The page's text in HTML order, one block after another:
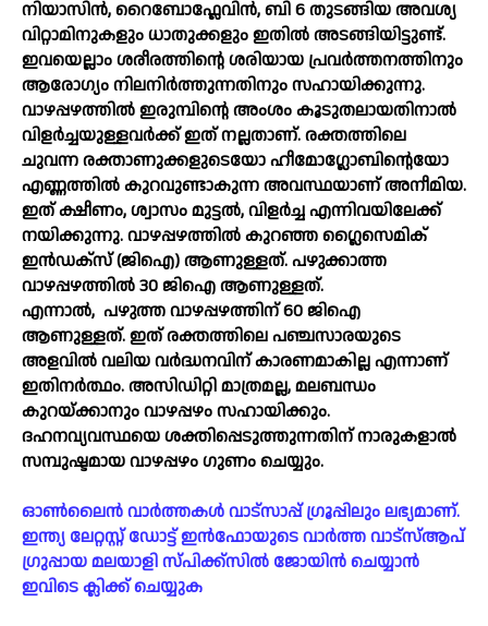
നിയാസിന്‍, റൈബോഫ്ലേവിന്‍, ബി 6 തുടങ്ങിയ അവശ്യ
വിറ്റാമിനുകളും ധാതുക്കളും ഇതില്‍ അടങ്ങിയിട്ടുണ്ട്.
ഇവയെല്ലാം ശരീരത്തിന്റെ ശരിയായ പ്രവര്‍ത്തനത്തിനും
ആരോഗ്യം നിലനിര്‍ത്തുന്നതിനും സഹായിക്കുന്നു.
വാഴപ്പഴത്തില്‍ ഇരുമ്പിന്റെ അംശം കൂടുതലായതിനാല്‍
വിളര്‍ച്ചയുള്ളവര്‍ക്ക് ഇത് നല്ലതാണ്. രക്തത്തിലെ
ചുവന്ന രക്താണുക്കളുടെയോ ഹീമോഗ്ലോബിന്റെയോ
എണ്ണത്തില്‍ കുറവുണ്ടാകുന്ന അവസ്ഥയാണ് അനീമിയ.
ഇത് ക്ഷീണം, ശ്വാസം മുട്ടല്‍, വിളര്‍ച്ച എന്നിവയിലേക്ക്
നയിക്കുന്നു. വാഴപ്പഴത്തില്‍ കുറഞ്ഞ ഗ്ലൈസെമിക്
ഇന്‍ഡക്സ് (ജിഐ) ആണുള്ളത്. പഴുക്കാത്ത
വാഴപ്പഴത്തില്‍ 30 ജിഐ ആണുള്ളത്.
എന്നാല്‍, പഴുത്ത വാഴപ്പഴത്തിന് 60 ജിഐ
ആണുള്ളത്. ഇത് രക്തത്തിലെ പഞ്ചസാരയുടെ
അളവില്‍ വലിയ വര്‍ദ്ധനവിന് കാരണമാകില്ല എന്നാണ്
ഇതിനര്‍ത്ഥം. അസിഡിറ്റി മാത്രമല്ല, മലബന്ധം
കുറയ്ക്കാനും വാഴപ്പഴം സഹായിക്കും.
ദഹനവ്യവസ്ഥയെ ശക്തിപ്പെടുത്തുന്നതിന് നാരുകളാല്‍
സമ്പുഷ്ടമായ വാഴപ്പഴം ഗുണം ചെയ്യും.
ഓൺലൈൻ വാർത്തകൾ വാട്സാപ്പ് ഗ്രൂപ്പിലും ലഭ്യമാണ്.
ഇന്ത്യ ലേറ്റസ്റ്റ് ഡോട്ട് ഇൻഫോയുടെ വാർത്ത വാട്സ്ആപ്
ഗ്രുപ്പായ മലയാളി സ്പിക്ക്സിൽ ജോയിൻ ചെയ്യാൻ
ഇവിടെ ക്ലിക്ക് ചെയ്യുക